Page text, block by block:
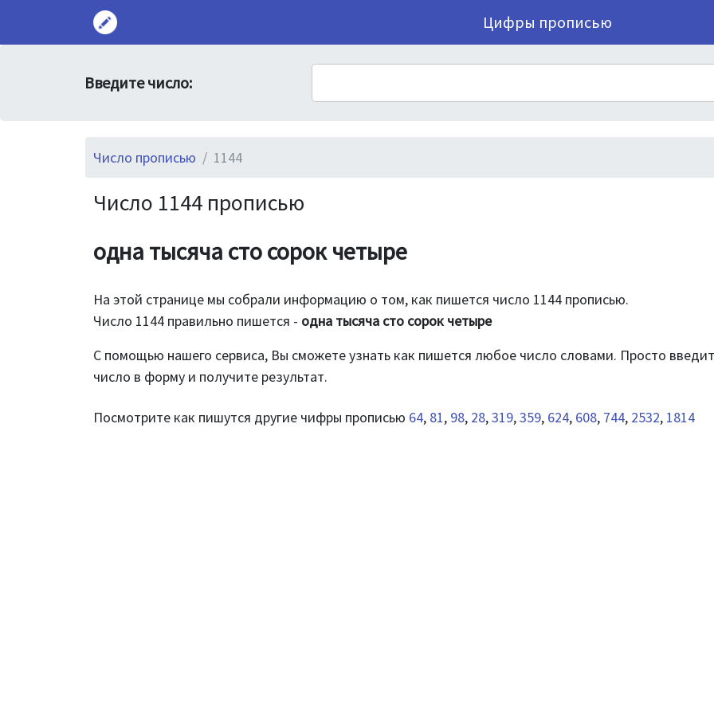
Цифры прописью
Введите число:
Число прописью 1144
Число 1144 прописью
одна тысяча сто сорок четыре
На этой странице мы собрали информацию о том, как пишется число 1144 прописью.
Число 1144 правильно пишется - одна тысяча сто сорок четыре
С помощью нашего сервиса, Вы сможете узнать как пишется любое число словами. Просто
число в форму и получите результат.
Посмотрите как пишутся другие чифры прописью 64, 81, 98, 28,319,359, 624, 608, 744, 2532, 1814